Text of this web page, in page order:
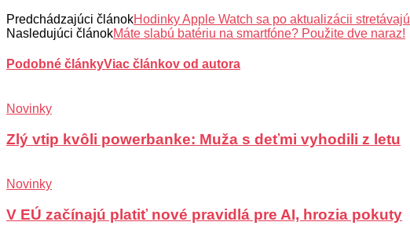
Predchádzajúci článokHodinky Apple Watch sa po aktualizácii
Nasledujúci článokMáte slabú batériu na smartfóne? Použite dve naraz!
Podobné článkyViac článkov od autora
Novinky
Zlý vtip kvôli powerbanke: Muža s deťmi vyhodili z letu
Novinky
V EÚ začínajú platiť nové pravidlá pre AI, hrozia pokuty